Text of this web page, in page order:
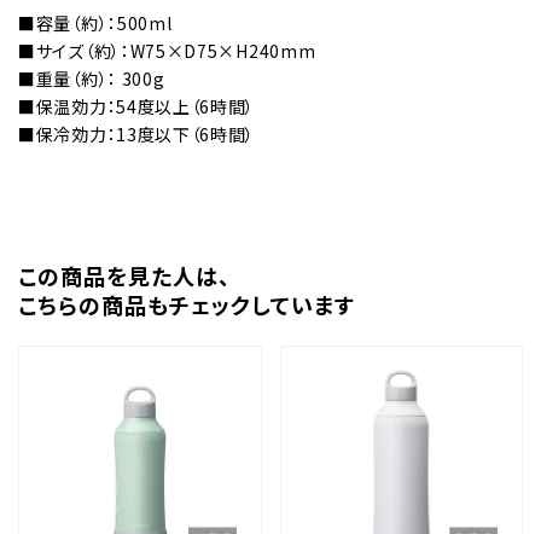
■容量（約）：500ml
■サイズ（約）：W75×D75×H240mm
■重量（約）： 300g
■保温効力：54度以上（6時間）
■保冷効力：13度以下（6時間）
この商品を⾒た⼈は、
こちらの商品もチェックしています